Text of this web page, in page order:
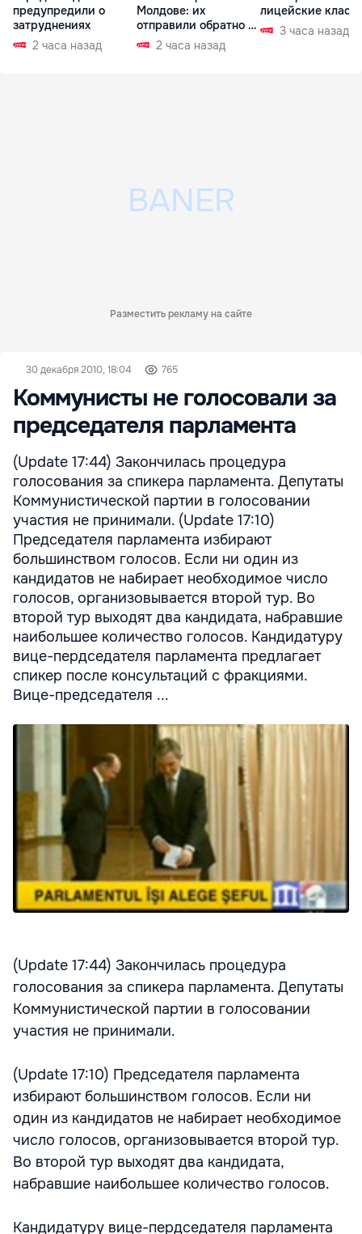
предупредили о
затруднениях
2 часа назад
Молдове: их
отправили обратно в
РФ 2 часа назад
лицейские
3 часа назад
Разместить рекламу на сайте
30 декабря 2010, 18:04 765
Коммунисты не голосовали за
председателя парламента
(Update 17:44) Закончилась процедура
голосования за спикера парламента. Депутаты
Коммунистической партии в голосовании
участия не принимали. (Update 17:10)
Председателя парламента избирают
большинством голосов. Если ни один из
кандидатов не набирает необходимое число
голосов, организовывается второй тур. Во
второй тур выходят два кандидата, набравшие
наибольшее количество голосов. Кандидатуру
вице-пердседателя парламента предлагает
спикер после консультаций с фракциями.
Вице-председателя ...
(Update 17:44) Закончилась процедура
голосования за спикера парламента. Депутаты
Коммунистической партии в голосовании
участия не принимали.
(Update 17:10) Председателя парламента
избирают большинством голосов. Если ни
один из кандидатов не набирает необходимое
число голосов, организовывается второй тур.
Во второй тур выходят два кандидата,
набравшие наибольшее количество голосов.
Кандидатуру вице-пердседателя парламента